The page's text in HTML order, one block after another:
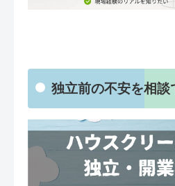
独立前の不安を相談